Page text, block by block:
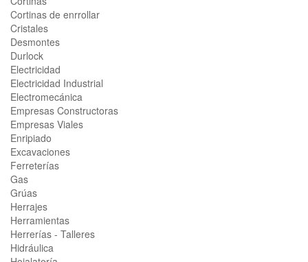
Cortinas de enrrollar
Cristales
Desmontes
Durlock
Electricidad
Electricidad Industrial
Electromecánica
Empresas Constructoras
Empresas Viales
Enripiado
Excavaciones
Ferreterías
Gas
Grúas
Herrajes
Herramientas
Herrerías - Talleres
Hidráulica